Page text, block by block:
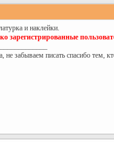
и наклейки.
зарегистрированные
не забываем писать спасибо тем,